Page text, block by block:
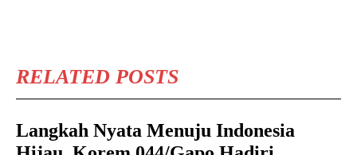
RELATED POSTS
Langkah Nyata Menuju Indonesia